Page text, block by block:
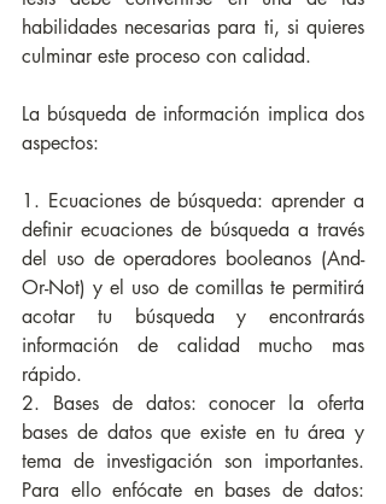
habilidades necesarias para ti, si quieres
culminar este proceso con calidad.
La búsqueda de información implica dos
aspectos:
1. Ecuaciones de búsqueda: aprender a
definir ecuaciones de búsqueda a través
del uso de operadores booleanos (And-
Or-Not) y el uso de comillas te permitirá
acotar tu búsqueda y encontrarás
información de calidad mucho mas
rápido.
2. Bases de datos: conocer la oferta
bases de datos que existe en tu área y
tema de investigación son importantes.
Para ello enfócate en bases de datos: